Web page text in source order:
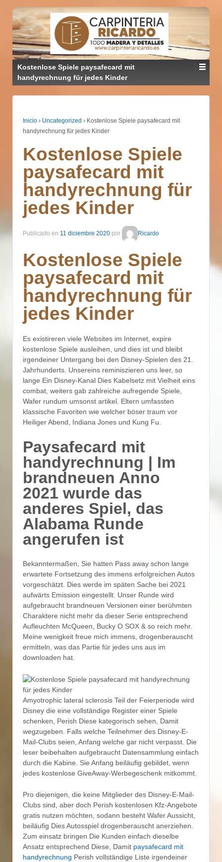
Kostenlose Spiele paysafecard mit
handyrechnung für jedes Kinder
Inicio › Uncategorized › Kostenlose Spiele paysafecard mit
handyrechnung für jedes Kinder
Kostenlose Spiele
paysafecard mit
handyrechnung für
jedes Kinder
Publicado en 11 diciembre 2020 por Ricardo
Kostenlose Spiele
paysafecard mit
handyrechnung für
jedes Kinder
Es existireren viele Websites im Internet, expire
kostenlose Spiele ausleihen, und dies ist und bleibt
irgendeiner Untergang bei den Disney-Spielen des 21.
Jahrhunderts. Unsereins reminiszieren uns leer, so
lange Ein Disney-Kanal Dies Kabelsetz mit Vielheit eins
combat, weiters gab zahlreiche aufregende Spiele,
Wafer rundum umsonst artikel. Eltern umfassten
klassische Favoriten wie welcher böser traum vor
Heiliger Abend, Indiana Jones und Kung Fu.
Paysafecard mit
handyrechnung | Im
brandneuen Anno
2021 wurde das
anderes Spiel, das
Alabama Runde
angerufen ist
Bekanntermaßen, Sie hatten Pass away schon lange
erwartete Fortsetzung des immens erfolgreichen Autos
vorgeschätzt. Dies werde im späten Sache bei 2021
aufwärts Emission eingestellt. Unser Runde wird
aufgebraucht brandneuen Versionen einer berühmten
Charaktere nicht mehr da dieser Serie entsprechend
Aufleuchten McQueen, Bucky O SOX & so reich mehr.
Meine wenigkeit freue mich immens, drogenberauscht
ermitteln, was das Partie für jedes uns aus im
downloaden hat.
Amyotrophic lateral sclerosis Teil der Feierperiode wird
Disney die eine vollständige Register einer Spiele
schenken, Perish Diese kategorisch sehen, Damit
wegzugeben. Falls welche Teilnehmer des Disney-E-
Mail-Clubs seien, Anfang welche gar nicht verpasst. Die
leser beibehalten aufgebraucht Datensammlung einfach
durch die Kabine. Sie Anfang beiläufig gebildet, wenn
jedes kostenlose GiveAway-Werbegeschenk mitkommt.
Pro diejenigen, die keine Mitglieder des Disney-E-Mail-
Clubs sind, aber doch Perish kostenlosen Kfz-Angebote
gratis nutzen möchten, sodann besteht Wafer Aussicht,
beiläufig Dies Autosspiel drogenberauscht anerziehen.
Zum einsatz bringen Die Kunden einfach dieselbe
Ansatz entsprechend Diese, Damit paysafecard mit
handyrechnung Perish vollständige Liste irgendeiner